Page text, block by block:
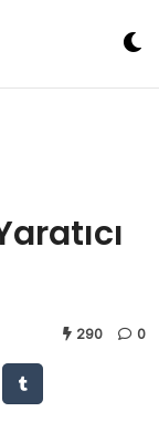
290 0